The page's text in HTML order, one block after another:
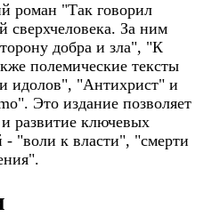
роман "Так говорил
сверхчеловека. За ним
добра и зла", "К
полемические тексты
идолов", "Антихрист" и
Это издание позволяет
развитие ключевых
"воли к власти", "смерти